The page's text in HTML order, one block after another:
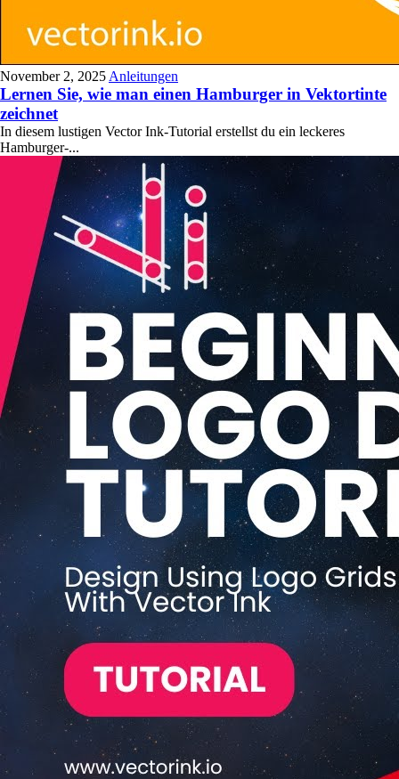
November 2, 2025 Anleitungen
Lernen Sie, wie man einen Hamburger in Vektortinte
zeichnet
In diesem lustigen Vector Ink-Tutorial erstellst du ein leckeres
Hamburger-...